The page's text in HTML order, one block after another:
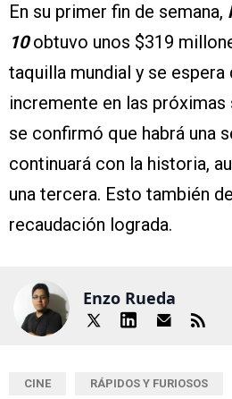
En su primer fin de semana,
10obtuvo unos $319
taquilla mundial y se espera
incremente en las próximas
se confirmó que habrá una
continuará con la historia,
una tercera. Esto también
recaudación lograda.
Enzo Rueda
CINE RÁPIDOS Y FURIOSOS